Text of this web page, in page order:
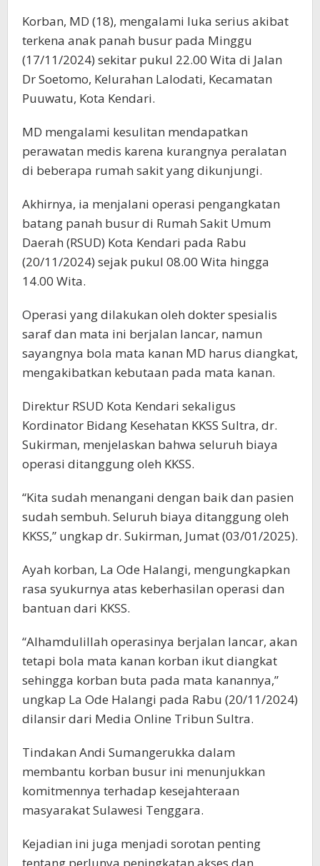
Korban, MD (18), mengalami luka serius akibat
terkena anak panah busur pada Minggu
(17/11/2024) sekitar pukul 22.00 Wita di Jalan
Dr Soetomo, Kelurahan Lalodati, Kecamatan
Puuwatu, Kota Kendari.
MD mengalami kesulitan mendapatkan
perawatan medis karena kurangnya peralatan
di beberapa rumah sakit yang dikunjungi.
Akhirnya, ia menjalani operasi pengangkatan
batang panah busur di Rumah Sakit Umum
Daerah (RSUD) Kota Kendari pada Rabu
(20/11/2024) sejak pukul 08.00 Wita hingga
14.00 Wita.
Operasi yang dilakukan oleh dokter spesialis
saraf dan mata ini berjalan lancar, namun
sayangnya bola mata kanan MD harus diangkat,
mengakibatkan kebutaan pada mata kanan.
Direktur RSUD Kota Kendari sekaligus
Kordinator Bidang Kesehatan KKSS Sultra, dr.
Sukirman, menjelaskan bahwa seluruh biaya
operasi ditanggung oleh KKSS.
“Kita sudah menangani dengan baik dan pasien
sudah sembuh. Seluruh biaya ditanggung oleh
KKSS,” ungkap dr. Sukirman, Jumat (03/01/2025).
Ayah korban, La Ode Halangi, mengungkapkan
rasa syukurnya atas keberhasilan operasi dan
bantuan dari KKSS.
“Alhamdulillah operasinya berjalan lancar, akan
tetapi bola mata kanan korban ikut diangkat
sehingga korban buta pada mata kanannya,”
ungkap La Ode Halangi pada Rabu (20/11/2024)
dilansir dari Media Online Tribun Sultra.
Tindakan Andi Sumangerukka dalam
membantu korban busur ini menunjukkan
komitmennya terhadap kesejahteraan
masyarakat Sulawesi Tenggara.
Kejadian ini juga menjadi sorotan penting